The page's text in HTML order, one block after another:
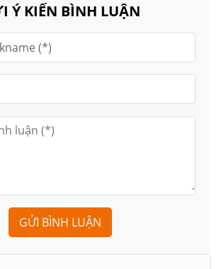
Ý KIẾN BÌNH LUẬN
GỬI BÌNH LUẬN